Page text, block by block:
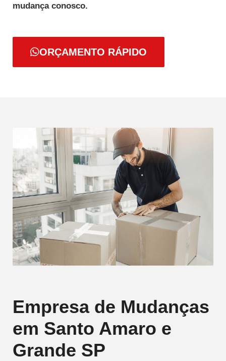
mudança conosco.
ORÇAMENTO RÁPIDO
Empresa de Mudanças
em Santo Amaro e
Grande SP